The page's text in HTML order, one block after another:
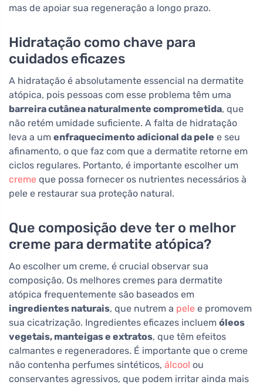
mas de apoiar sua regeneração a longo prazo.
Hidratação como chave para
cuidados eficazes
A hidratação é absolutamente essencial na dermatite
atópica, pois pessoas com esse problema têm uma
barreira cutânea naturalmente comprometida, que
não retém umidade suficiente. A falta de hidratação
leva a um enfraquecimento adicional da pele e seu
afinamento, o que faz com que a dermatite retorne em
ciclos regulares. Portanto, é importante escolher um
creme que possa fornecer os nutrientes necessários à
pele e restaurar sua proteção natural.
Que composição deve ter o melhor
creme para dermatite atópica?
Ao escolher um creme, é crucial observar sua
composição. Os melhores cremes para dermatite
atópica frequentemente são baseados em
ingredientes naturais, que nutrem a pele e promovem
sua cicatrização. Ingredientes eficazes incluem óleos
vegetais, manteigas e extratos, que têm efeitos
calmantes e regeneradores. É importante que o creme
não contenha perfumes sintéticos, álcool ou
conservantes agressivos, que podem irritar ainda mais